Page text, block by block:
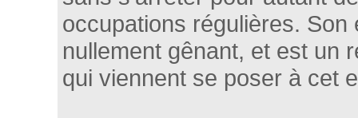
occupations régulières. Son
nullement gênant, et est un
qui viennent se poser à cet